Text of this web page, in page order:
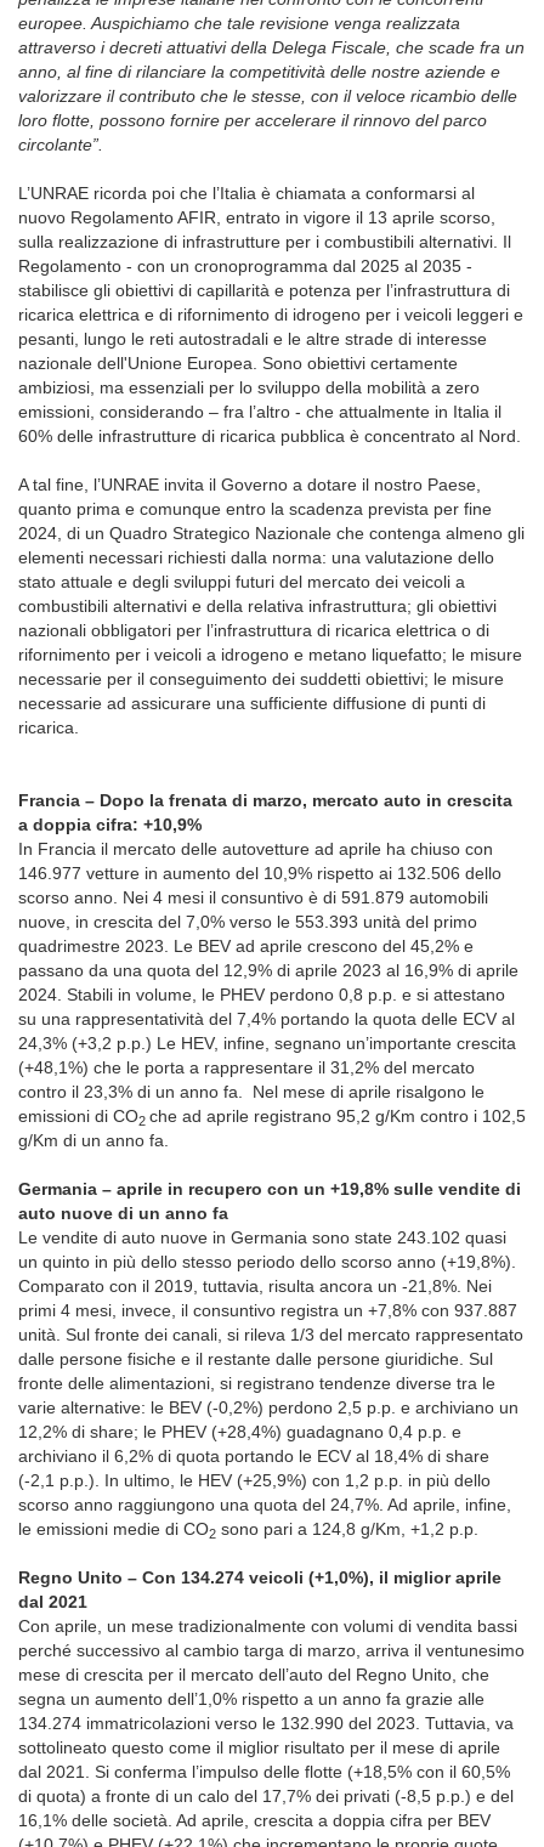
europee. Auspichiamo che tale revisione venga realizzata
attraverso i decreti attuativi della Delega Fiscale, che scade fra un
anno, al fine di rilanciare la competitività delle nostre aziende e
valorizzare il contributo che le stesse, con il veloce ricambio delle
loro flotte, possono fornire per accelerare il rinnovo del parco
circolante”.
L’UNRAE ricorda poi che l’Italia è chiamata a conformarsi al
nuovo Regolamento AFIR, entrato in vigore il 13 aprile scorso,
sulla realizzazione di infrastrutture per i combustibili alternativi. Il
Regolamento - con un cronoprogramma dal 2025 al 2035 -
stabilisce gli obiettivi di capillarità e potenza per l’infrastruttura di
ricarica elettrica e di rifornimento di idrogeno per i veicoli leggeri e
pesanti, lungo le reti autostradali e le altre strade di interesse
nazionale dell'Unione Europea. Sono obiettivi certamente
ambiziosi, ma essenziali per lo sviluppo della mobilità a zero
emissioni, considerando – fra l’altro - che attualmente in Italia il
60% delle infrastrutture di ricarica pubblica è concentrato al Nord.
A tal fine, l’UNRAE invita il Governo a dotare il nostro Paese,
quanto prima e comunque entro la scadenza prevista per fine
2024, di un Quadro Strategico Nazionale che contenga almeno gli
elementi necessari richiesti dalla norma: una valutazione dello
stato attuale e degli sviluppi futuri del mercato dei veicoli a
combustibili alternativi e della relativa infrastruttura; gli obiettivi
nazionali obbligatori per l’infrastruttura di ricarica elettrica o di
rifornimento per i veicoli a idrogeno e metano liquefatto; le misure
necessarie per il conseguimento dei suddetti obiettivi; le misure
necessarie ad assicurare una sufficiente diffusione di punti di
ricarica.
Francia – Dopo la frenata di marzo, mercato auto in crescita
a doppia cifra: +10,9%
In Francia il mercato delle autovetture ad aprile ha chiuso con
146.977 vetture in aumento del 10,9% rispetto ai 132.506 dello
scorso anno. Nei 4 mesi il consuntivo è di 591.879 automobili
nuove, in crescita del 7,0% verso le 553.393 unità del primo
quadrimestre 2023. Le BEV ad aprile crescono del 45,2% e
passano da una quota del 12,9% di aprile 2023 al 16,9% di aprile
2024. Stabili in volume, le PHEV perdono 0,8 p.p. e si attestano
su una rappresentatività del 7,4% portando la quota delle ECV al
24,3% (+3,2 p.p.) Le HEV, infine, segnano un’importante crescita
(+48,1%) che le porta a rappresentare il 31,2% del mercato
contro il 23,3% di un anno fa. Nel mese di aprile risalgono le
emissioni di CO2 che ad aprile registrano 95,2 g/Km contro i 102,5
g/Km di un anno fa.
Germania – aprile in recupero con un +19,8% sulle vendite di
auto nuove di un anno fa
Le vendite di auto nuove in Germania sono state 243.102 quasi
un quinto in più dello stesso periodo dello scorso anno (+19,8%).
Comparato con il 2019, tuttavia, risulta ancora un -21,8%. Nei
primi 4 mesi, invece, il consuntivo registra un +7,8% con 937.887
unità. Sul fronte dei canali, si rileva 1/3 del mercato rappresentato
dalle persone fisiche e il restante dalle persone giuridiche. Sul
fronte delle alimentazioni, si registrano tendenze diverse tra le
varie alternative: le BEV (-0,2%) perdono 2,5 p.p. e archiviano un
12,2% di share; le PHEV (+28,4%) guadagnano 0,4 p.p. e
archiviano il 6,2% di quota portando le ECV al 18,4% di share
(-2,1 p.p.). In ultimo, le HEV (+25,9%) con 1,2 p.p. in più dello
scorso anno raggiungono una quota del 24,7%. Ad aprile, infine,
le emissioni medie di CO2 sono pari a 124,8 g/Km, +1,2 p.p.
Regno Unito – Con 134.274 veicoli (+1,0%), il miglior aprile
dal 2021
Con aprile, un mese tradizionalmente con volumi di vendita bassi
perché successivo al cambio targa di marzo, arriva il ventunesimo
mese di crescita per il mercato dell’auto del Regno Unito, che
segna un aumento dell’1,0% rispetto a un anno fa grazie alle
134.274 immatricolazioni verso le 132.990 del 2023. Tuttavia, va
sottolineato questo come il miglior risultato per il mese di aprile
dal 2021. Si conferma l’impulso delle flotte (+18,5% con il 60,5%
di quota) a fronte di un calo del 17,7% dei privati (-8,5 p.p.) e del
16,1% delle società. Ad aprile, crescita a doppia cifra per BEV